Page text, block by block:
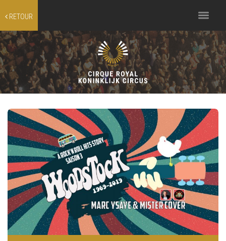
RETOUR
Toggle
navigation